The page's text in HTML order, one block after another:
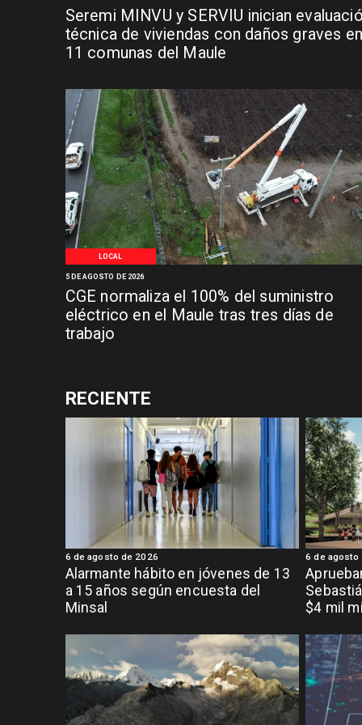
Seremi MINVU y SERVIU inician
técnica de viviendas con daños graves
11 comunas del Maule
LOCAL
CGE normaliza el 100% del suministro
eléctrico en el Maule tras tres días de
trabajo
5 DE AGOSTO DE 2026
RECIENTE
Alarmante hábito en jóvenes de 13
a 15 años según encuesta del
Minsal
6 de agosto de 2026
$4 mil
6 de agosto